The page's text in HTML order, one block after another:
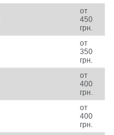
от
450
грн.
от
350
грн.
от
400
грн.
от
400
грн.